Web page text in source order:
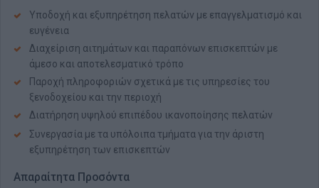
Υποδοχή και εξυπηρέτηση πελατών με επαγγελματισμό και
ευγένεια
Διαχείριση αιτημάτων και παραπόνων επισκεπτών με
άμεσο και αποτελεσματικό τρόπο
Παροχή πληροφοριών σχετικά με τις υπηρεσίες του
ξενοδοχείου και την περιοχή
Διατήρηση υψηλού επιπέδου ικανοποίησης πελατών
Συνεργασία με τα υπόλοιπα τμήματα για την άριστη
εξυπηρέτηση των επισκεπτών
Απαραίτητα Προσόντα